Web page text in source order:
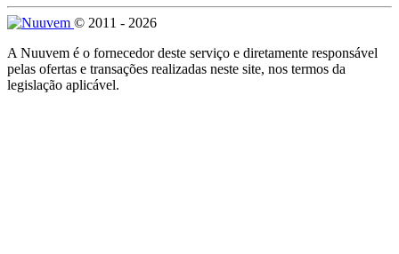
© 2011 - 2026
A Nuuvem é o fornecedor deste serviço e diretamente responsável
pelas ofertas e transações realizadas neste site, nos termos da
legislação aplicável.